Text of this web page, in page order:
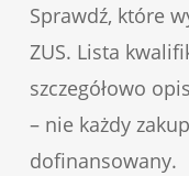
Sprawdź, które
ZUS. Lista
szczegółowo
– nie każdy
dofinansowany.